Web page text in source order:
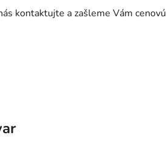
kontaktujte a zašleme Vám cenovú